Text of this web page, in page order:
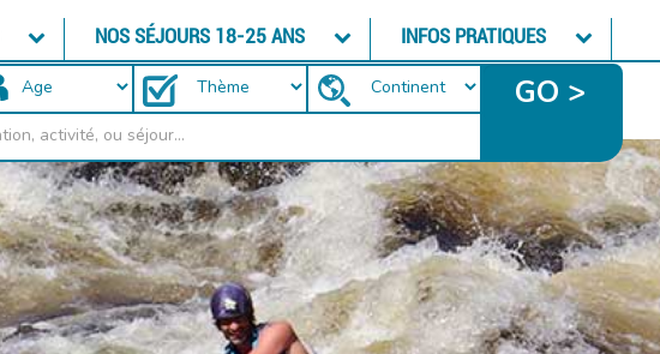
NOS SÉJOURS 18-25 ANS INFOS PRATIQUES
GO >
RAFTING